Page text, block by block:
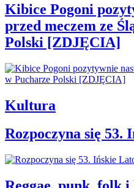
Kibice Pogoni
przed meczem ze
Polski [ZDJĘCIA]
Kultura
Rozpoczyna się 53.